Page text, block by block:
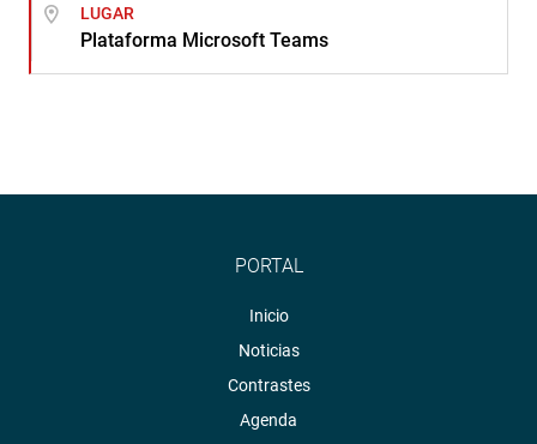
LUGAR
Plataforma Microsoft Teams
PORTAL
Inicio
Noticias
Contrastes
Agenda